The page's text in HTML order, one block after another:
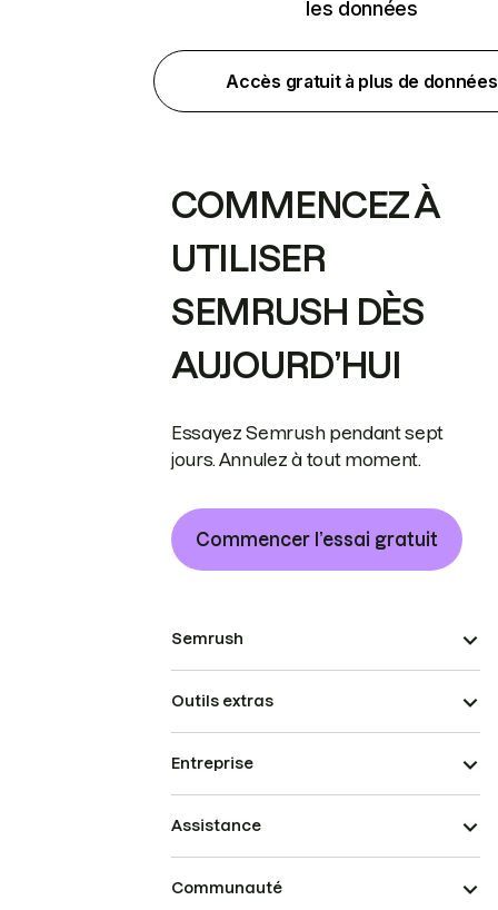
les données
Accès gratuit à plus de données
COMMENCEZ À
UTILISER
SEMRUSH DÈS
AUJOURD’HUI
Essayez Semrush pendant sept
jours. Annulez à tout moment.
Commencer l’essai gratuit
Semrush
Outils extras
Entreprise
Assistance
Communauté